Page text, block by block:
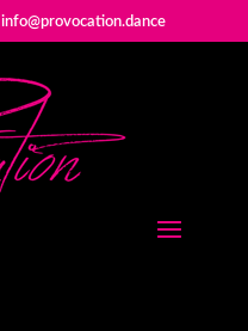
info@provocation.dance